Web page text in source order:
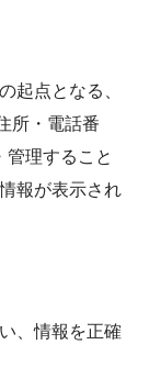
起点となる、
所・電話番
理すること
報が表示され
、情報を正確